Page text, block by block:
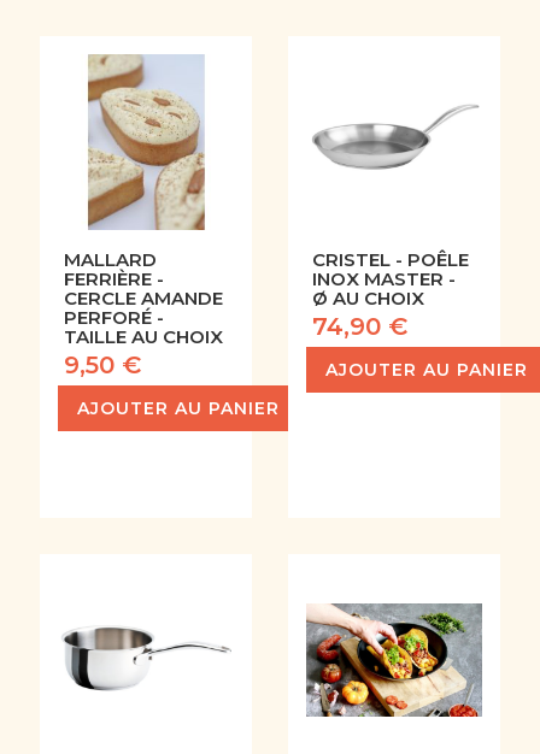
MALLARD
FERRIÈRE -
CERCLE AMANDE
PERFORÉ -
TAILLE AU CHOIX
9,50 €
AJOUTER AU PANIER
CRISTEL - POÊLE
INOX MASTER -
Ø AU CHOIX
74,90 €
AJOUTER AU PANIER